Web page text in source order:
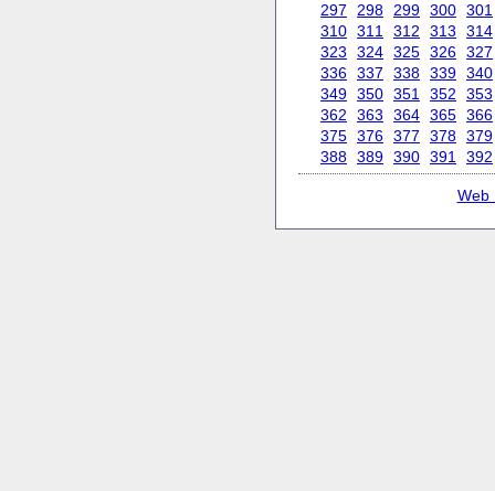
297
298 299 300 301
310 311 312 313
314
323
324 325 326 327
336 337 338 339 340
349 350 351 352
353
362
363 364 365 366
375 376 377 378 379
388 389 390 391 392
Web